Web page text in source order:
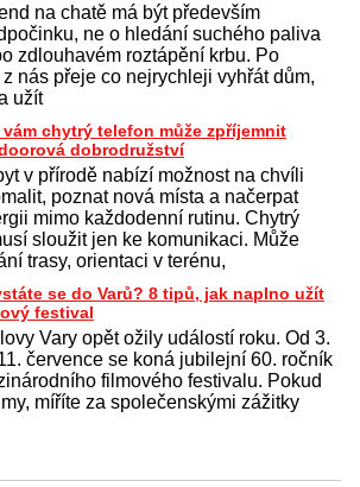
na chatě má být především
ne o hledání suchého paliva
zdlouhavém roztápění krbu. Po
nás přeje co nejrychleji vyhřát dům,
užít
vám chytrý telefon může zpříjemnit
dobrodružství
v přírodě nabízí možnost na chvíli
poznat nová místa a načerpat
mimo každodenní rutinu. Chytrý
sloužit jen ke komunikaci. Může
trasy, orientaci v terénu,
se do Varů? 8 tipů, jak naplno užít
festival
Vary opět ožily událostí roku. Od 3.
července se koná jubilejní 60. ročník
filmového festivalu. Pokud
míříte za společenskými zážitky